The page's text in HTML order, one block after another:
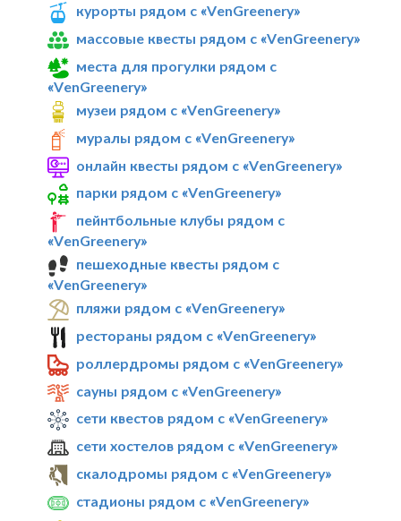
курорты рядом с «VenGreenery»
массовые квесты рядом с «VenGreenery»
места для прогулки рядом с
«VenGreenery»
музеи рядом с «VenGreenery»
муралы рядом с «VenGreenery»
онлайн квесты рядом с «VenGreenery»
парки рядом с «VenGreenery»
пейнтбольные клубы рядом с
«VenGreenery»
пешеходные квесты рядом с
«VenGreenery»
пляжи рядом с «VenGreenery»
рестораны рядом с «VenGreenery»
роллердромы рядом с «VenGreenery»
сауны рядом с «VenGreenery»
сети квестов рядом с «VenGreenery»
сети хостелов рядом с «VenGreenery»
скалодромы рядом с «VenGreenery»
стадионы рядом с «VenGreenery»